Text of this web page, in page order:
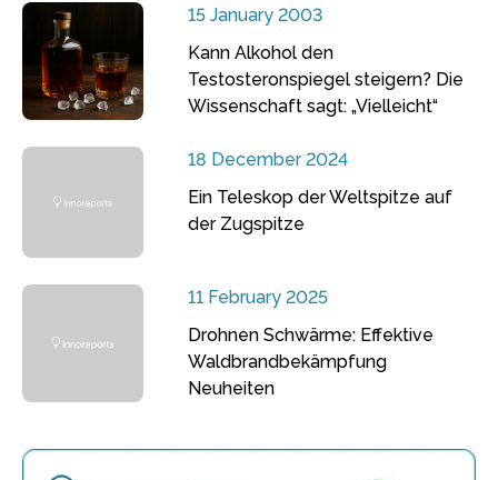
15 January 2003
Kann Alkohol den
Testosteronspiegel steigern? Die
Wissenschaft sagt: „Vielleicht“
18 December 2024
Ein Teleskop der Weltspitze auf
der Zugspitze
11 February 2025
Drohnen Schwärme: Effektive
Waldbrandbekämpfung
Neuheiten